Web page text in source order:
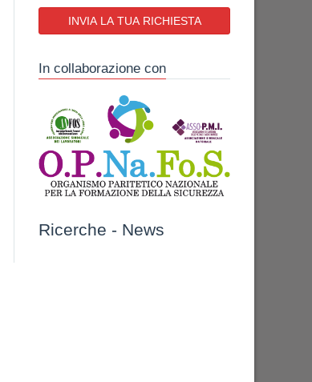
In collaborazione con
Ricerche - News